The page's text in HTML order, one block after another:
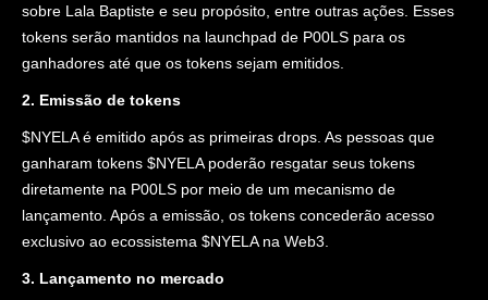
sobre Lala Baptiste e seu propósito, entre outras ações. Esses
tokens serão mantidos na launchpad de P00LS para os
ganhadores até que os tokens sejam emitidos.
2. Emissão de tokens
$NYELA é emitido após as primeiras drops. As pessoas que
ganharam tokens $NYELA poderão resgatar seus tokens
diretamente na P00LS por meio de um mecanismo de
lançamento. Após a emissão, os tokens concederão acesso
exclusivo ao ecossistema $NYELA na Web3.
3. Lançamento no mercado